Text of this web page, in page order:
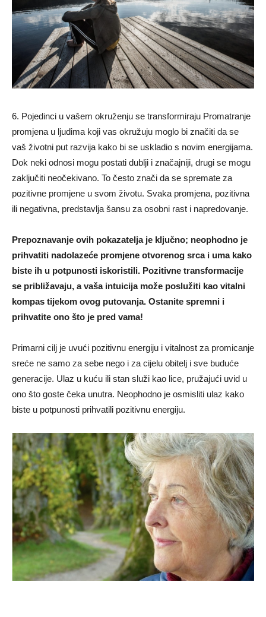
6. Pojedinci u vašem okruženju se transformiraju Promatranje
promjena u ljudima koji vas okružuju moglo bi značiti da se
vaš životni put razvija kako bi se uskladio s novim energijama.
Dok neki odnosi mogu postati dublji i značajniji, drugi se mogu
zaključiti neočekivano. To često znači da se spremate za
pozitivne promjene u svom životu. Svaka promjena, pozitivna
ili negativna, predstavlja šansu za osobni rast i napredovanje.
Prepoznavanje ovih pokazatelja je ključno; neophodno je
prihvatiti nadolazeće promjene otvorenog srca i uma kako
biste ih u potpunosti iskoristili. Pozitivne transformacije
se približavaju, a vaša intuicija može poslužiti kao vitalni
kompas tijekom ovog putovanja. Ostanite spremni i
prihvatite ono što je pred vama!
Primarni cilj je uvući pozitivnu energiju i vitalnost za promicanje
sreće ne samo za sebe nego i za cijelu obitelj i sve buduće
generacije. Ulaz u kuću ili stan služi kao lice, pružajući uvid u
ono što goste čeka unutra. Neophodno je osmisliti ulaz kako
biste u potpunosti prihvatili pozitivnu energiju.